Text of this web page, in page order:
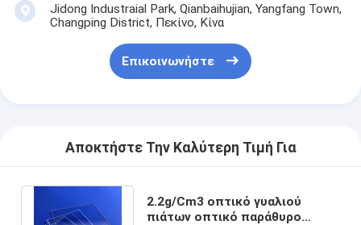
Jidong Industraial Park, Qianbaihujian, Yangfang Town,
Changping District, Πεκίνο, Κίνα
Επικοινωνήστε
Αποκτήστε Την Καλύτερη Τιμή Για
2.2g/Cm3 οπτικό γυαλιού
πιάτων οπτικό παράθυρο